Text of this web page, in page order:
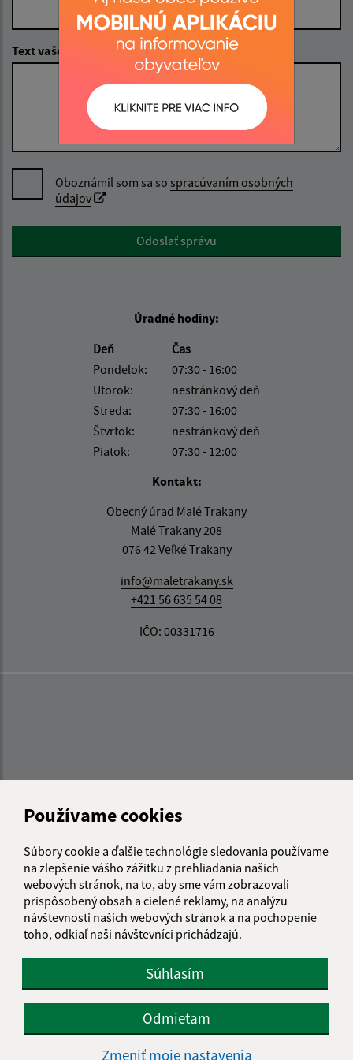
Používame cookies
Súbory cookie a ďalšie technológie sledovania používame
na zlepšenie vášho zážitku z prehliadania našich
webových stránok, na to, aby sme vám zobrazovali
prispôsobený obsah a cielené reklamy, na analýzu
návštevnosti našich webových stránok a na pochopenie
toho, odkiaľ naši návštevníci prichádzajú.
Súhlasím
Odmietam
Zmeniť moje nastavenia
Text vašej správy (povinné)
Oboznámil som sa so spracúvaním osobných
údajov
Google reCaptcha ResponseOdoslať správu
Úradné hodiny:
Deň
Čas
Pondelok:
07:30 - 16:00
Utorok:
nestránkový deň
Streda:
07:30 - 16:00
Štvrtok:
nestránkový deň
Piatok:
07:30 - 12:00
Kontakt:
Obecný úrad Malé Trakany
Malé Trakany 208
076 42 Veľké Trakany
info@maletrakany.sk
+421 56 635 54 08
IČO: 00331716
Informácie o stránke:
Vyhlásenie o prístupnosti
Autorské práva
Navigácia:
Vytlačiť aktuálnu stránku